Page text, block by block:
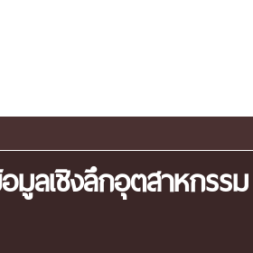
มูลเชิงลึกอุตสาหกรรม